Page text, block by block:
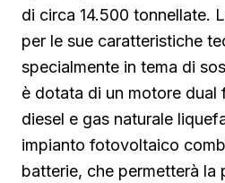
di circa 14.500 tonnellate.
per le sue caratteristiche
specialmente in tema di
è dotata di un motore dual
diesel e gas naturale
impianto fotovoltaico
batterie, che permetterà la